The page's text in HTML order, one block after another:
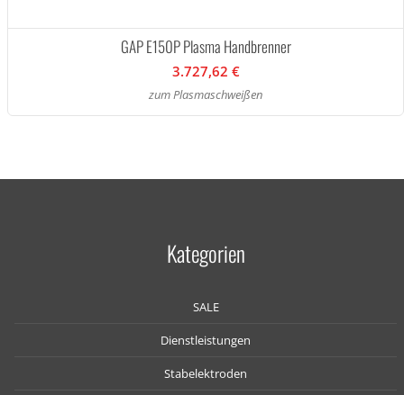
GAP E150P Plasma Handbrenner
3.727,62 €
zum Plasmaschweißen
Kategorien
SALE
Dienstleistungen
Stabelektroden